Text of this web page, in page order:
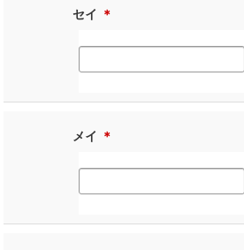
セイ ＊
メイ ＊